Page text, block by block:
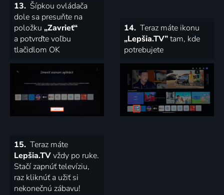
13. Šípkou ovládača
dole sa presuňte na
položku „Zavrieť“
a potvrďte voľbu
tlačidlom OK
14. Teraz máte ikonu
„Lepšia.TV”tam, kde
potrebujete
15. Teraz máte
Lepšia.TVvždy po ruke.
Stačí zapnúť televíziu,
raz kliknúť a užiť si
nekonečnú zábavu!